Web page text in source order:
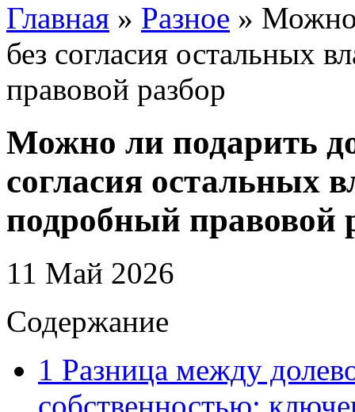
Главная » Разное » Можно
без согласия остальных
правовой разбор
Можно ли подарить
согласия остальных
подробный правовой
11 Май 2026
Содержание
1 Разница между
собственностью: